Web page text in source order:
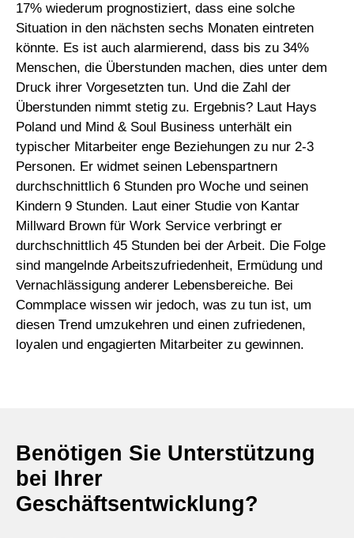
17% wiederum prognostiziert, dass eine solche
Situation in den nächsten sechs Monaten eintreten
könnte. Es ist auch alarmierend, dass bis zu 34%
Menschen, die Überstunden machen, dies unter dem
Druck ihrer Vorgesetzten tun. Und die Zahl der
Überstunden nimmt stetig zu. Ergebnis? Laut Hays
Poland und Mind & Soul Business unterhält ein
typischer Mitarbeiter enge Beziehungen zu nur 2-3
Personen. Er widmet seinen Lebenspartnern
durchschnittlich 6 Stunden pro Woche und seinen
Kindern 9 Stunden. Laut einer Studie von Kantar
Millward Brown für Work Service verbringt er
durchschnittlich 45 Stunden bei der Arbeit. Die Folge
sind mangelnde Arbeitszufriedenheit, Ermüdung und
Vernachlässigung anderer Lebensbereiche. Bei
Commplace wissen wir jedoch, was zu tun ist, um
diesen Trend umzukehren und einen zufriedenen,
loyalen und engagierten Mitarbeiter zu gewinnen.
Benötigen Sie Unterstützung
bei Ihrer
Geschäftsentwicklung?